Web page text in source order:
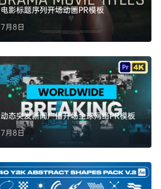
电影标题序列开场动画PR模板
7月8日
动态突发新闻广播开场全球网络PR模板
7月8日